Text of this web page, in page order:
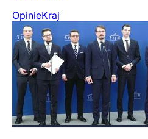
OpinieKraj